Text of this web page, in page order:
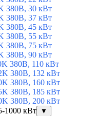
380В, 30 кВт
380В, 37 кВт
380В, 45 кВт
380В, 55 кВт
380В, 75 кВт
380В, 90 кВт
380В, 110 кВт
380В, 132 кВт
380В, 160 кВт
380В, 185 кВт
380В, 200 кВт
1000 кВт
▼